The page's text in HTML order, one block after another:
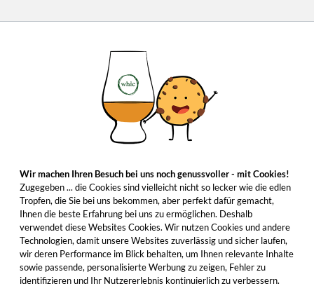
Wir machen Ihren Besuch bei uns noch genussvoller - mit Cookies!
Zugegeben ... die Cookies sind vielleicht nicht so lecker wie die edlen
Tropfen, die Sie bei uns bekommen, aber perfekt dafür gemacht,
Ihnen die beste Erfahrung bei uns zu ermöglichen. Deshalb
verwendet diese Websites Cookies. Wir nutzen Cookies und andere
Technologien, damit unsere Websites zuverlässig und sicher laufen,
wir deren Performance im Blick behalten, um Ihnen relevante Inhalte
sowie passende, personalisierte Werbung zu zeigen, Fehler zu
identifizieren und Ihr Nutzererlebnis kontinuierlich zu verbessern.